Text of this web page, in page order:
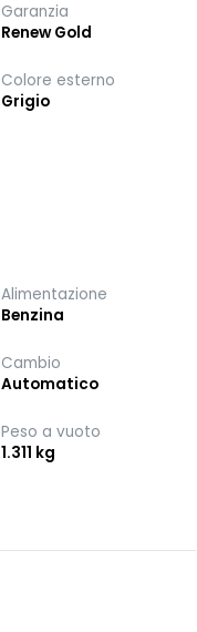
Garanzia
Renew Gold
Colore esterno
Grigio
Alimentazione
Benzina
Cambio
Automatico
Peso a vuoto
1.311 kg